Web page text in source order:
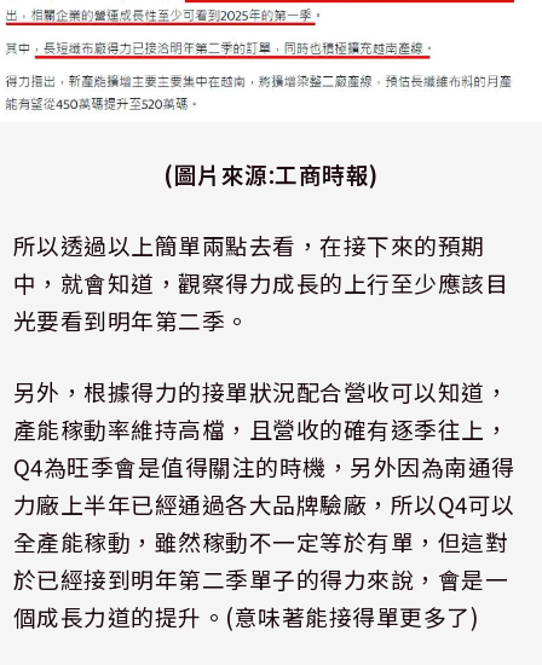
(圖片來源:工商時報)
所以透過以上簡單兩點去看，在接下來的預期
中，就會知道，觀察得力成長的上行至少應該目
光要看到明年第二季。
另外，根據得力的接單狀況配合營收可以知道，
產能稼動率維持高檔，且營收的確有逐季往上，
Q4為旺季會是值得關注的時機，另外因為南通得
力廠上半年已經通過各大品牌驗廠，所以Q4可以
全產能稼動，雖然稼動不一定等於有單，但這對
於已經接到明年第二季單子的得力來說，會是一
個成長力道的提升。 (意味著能接得單更多了)